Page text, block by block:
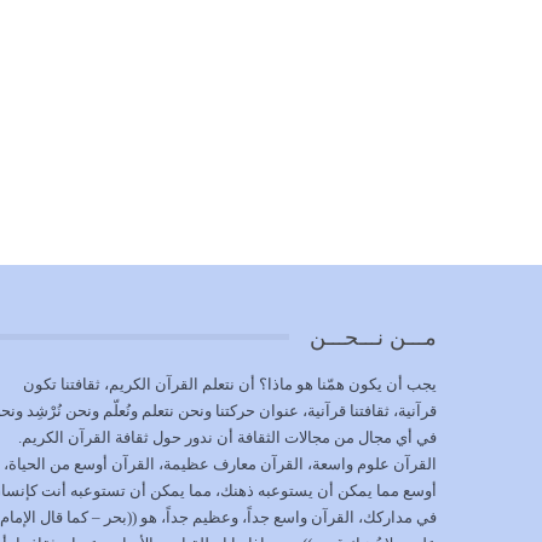
مـــن نـــحـــن
يجب أن يكون همّنا هو ماذا؟ أن نتعلم القرآن الكريم، ثقافتنا تكون
قرآنية، ثقافتنا قرآنية، عنوان حركتنا ونحن نتعلم ونُعلّم ونحن نُرْشِد
في أي مجال من مجالات الثقافة أن ندور حول ثقافة القرآن الكريم.
القرآن علوم واسعة، القرآن معارف عظيمة، القرآن أوسع من الحياة،
أوسع مما يمكن أن يستوعبه ذهنك، مما يمكن أن تستوعبه أنت
في مداركك، القرآن واسع جداً، وعظيم جداً، هو ((بحر – كما قال الإمام